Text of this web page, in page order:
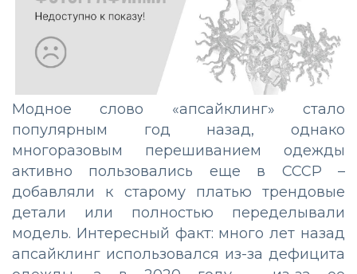
Модное слово «апсайклинг» стало
популярным год назад, однако
многоразовым перешиванием одежды
активно пользовались еще в СССР –
добавляли к старому платью трендовые
детали или полностью переделывали
модель. Интересный факт: много лет назад
апсайклинг использовался из-за дефицита